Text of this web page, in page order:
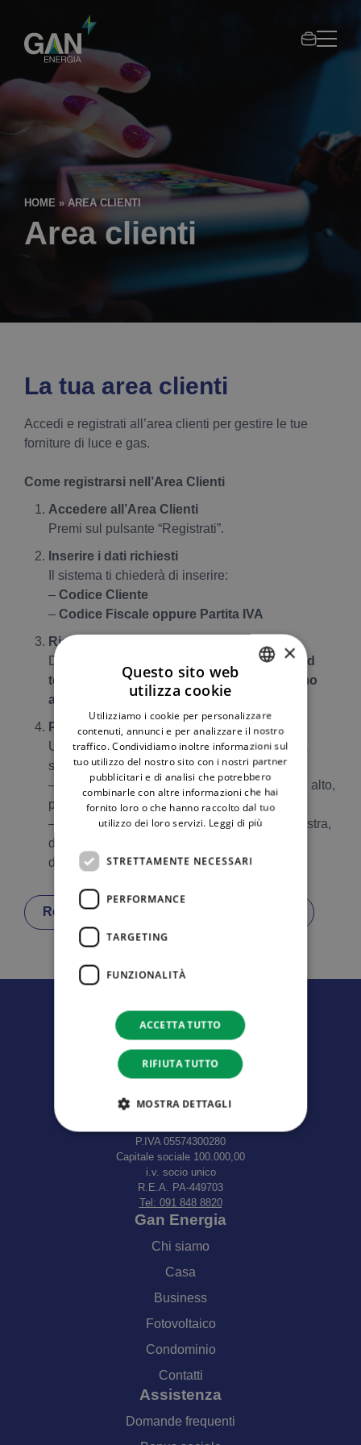
Area
clienti
Gan
Gruppo
HOME »AREA CLIENTI
Area clienti
La tua area clienti
Accedi e registrati all’area clienti per gestire le tue
forniture di luce e gas.
Come registrarsi nell’Area Clienti
Accedere all’Area Clienti
Premi sul pulsante “Registrati”.
Inserire i dati richiesti
Il sistema ti chiederà di inserire:
–Codice Cliente
–Codice Fiscale oppure Partita IVA
Ricezione della password
Dopo la registrazione, riceverai una
password
temporanea via email,che servirà per il
primo
accesso
Primo accesso all’Area Clienti
Una volta effettuato l’accesso, visualizzerai la
schermata principale, dove potrai:
– Selezionare la fornitura (elettrica o gas)
in alto,
per consultare i consumi e gli importi fatturati.
– Utilizzare ilmenu a comparsa in alto a sinistra,
da cui potrai accedere a tutte le altre funzioni
disponibili.
Registrati o accedi alla tua area clienti
Powered By
Via XX Settembre, 67 (PA)
P.IVA 05574300280
Capitale sociale 100.000,00
i.v. socio unico
R.E.A. PA-449703
Tel: 091 848 8820
Gan Energia
Chi siamo
Casa
Business
Fotovoltaico
Condominio
Contatti
Assistenza
Domande frequenti
ENGLISH
×
Questo sito web
utilizza cookie
Utilizziamo i cookie per personalizzare
contenuti, annunci e per analizzare il nostro
traffico. Condividiamo inoltre informazioni sul
tuo utilizzo del nostro sito con i nostri partner
pubblicitari e di analisi che potrebbero
combinarle con altre informazioni che hai
fornito loro o che hanno raccolto dal tuo
utilizzo dei loro servizi. Leggi di più
STRETTAMENTE NECESSARI
PERFORMANCE
TARGETING
FUNZIONALITÀ
ACCETTA TUTTO
RIFIUTA TUTTO
MOSTRA DETTAGLI